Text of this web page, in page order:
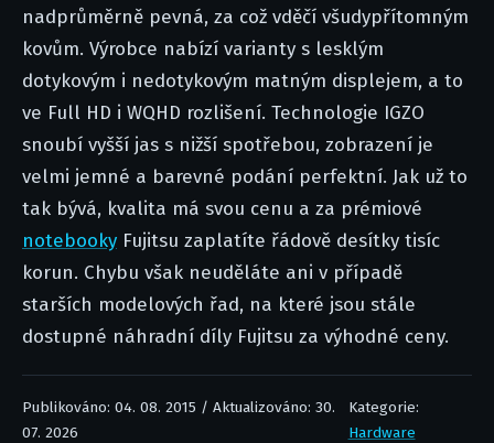
nadprůměrně pevná, za což vděčí všudypřítomným
kovům. Výrobce nabízí varianty s lesklým
dotykovým i nedotykovým matným displejem, a to
ve Full HD i WQHD rozlišení. Technologie IGZO
snoubí vyšší jas s nižší spotřebou, zobrazení je
velmi jemné a barevné podání perfektní. Jak už to
tak bývá, kvalita má svou cenu a za prémiové
notebooky Fujitsu zaplatíte řádově desítky tisíc
korun. Chybu však neuděláte ani v případě
starších modelových řad, na které jsou stále
dostupné náhradní díly Fujitsu za výhodné ceny.
Publikováno: 04. 08. 2015 / Aktualizováno: 30.
07. 2026
Kategorie:
Hardware